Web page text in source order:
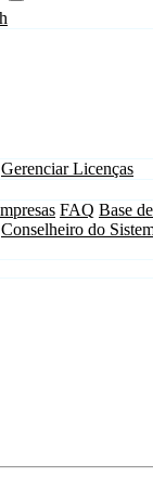
Gerenciar Licenças
FAQ Base
Conselheiro do